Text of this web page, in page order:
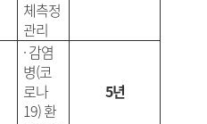
체측정
관리
·감염
병(코
로나
19)환
5년